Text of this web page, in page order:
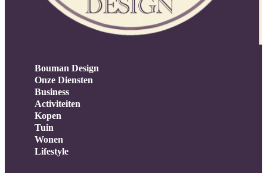
Bouman Design
Onze Diensten
Business
Activiteiten
Kopen
Tuin
Wonen
Lifestyle